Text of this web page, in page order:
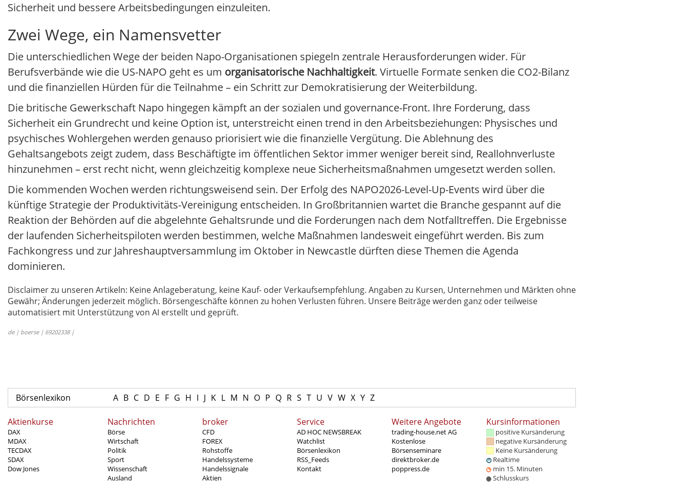
Sicherheit und bessere Arbeitsbedingungen einzuleiten.
Zwei Wege, ein Namensvetter
Die unterschiedlichen Wege der beiden Napo-Organisationen spiegeln zentrale Herausforderungen wider. Für
Berufsverbände wie die US-NAPO geht es um organisatorische Nachhaltigkeit. Virtuelle Formate senken die CO2-Bilanz
und die finanziellen Hürden für die Teilnahme – ein Schritt zur Demokratisierung der Weiterbildung.
Die britische Gewerkschaft Napo hingegen kämpft an der sozialen und governance-Front. Ihre Forderung, dass
Sicherheit ein Grundrecht und keine Option ist, unterstreicht einen trend in den Arbeitsbeziehungen: Physisches und
psychisches Wohlergehen werden genauso priorisiert wie die finanzielle Vergütung. Die Ablehnung des
Gehaltsangebots zeigt zudem, dass Beschäftigte im öffentlichen Sektor immer weniger bereit sind, Reallohnverluste
hinzunehmen – erst recht nicht, wenn gleichzeitig komplexe neue Sicherheitsmaßnahmen umgesetzt werden sollen.
Die kommenden Wochen werden richtungsweisend sein. Der Erfolg des NAPO2026-Level-Up-Events wird über die
künftige Strategie der Produktivitäts-Vereinigung entscheiden. In Großbritannien wartet die Branche gespannt auf die
Reaktion der Behörden auf die abgelehnte Gehaltsrunde und die Forderungen nach dem Notfalltreffen. Die Ergebnisse
der laufenden Sicherheitspiloten werden bestimmen, welche Maßnahmen landesweit eingeführt werden. Bis zum
Fachkongress und zur Jahreshauptversammlung im Oktober in Newcastle dürften diese Themen die Agenda
dominieren.
Disclaimer zu unseren Artikeln: Keine Anlageberatung, keine Kauf- oder Verkaufsempfehlung. Angaben zu Kursen, Unternehmen und Märkten ohne
Gewähr; Änderungen jederzeit möglich. Börsengeschäfte können zu hohen Verlusten führen. Unsere Beiträge werden ganz oder teilweise
automatisiert mit Unterstützung von AI erstellt und geprüft.
de | boerse | 69202338 |
Börsenlexikon A B C D E F G H I J K L M N O P Q R S T U V W X Y Z
Aktienkurse
DAX
MDAX
TECDAX
SDAX
Dow Jones
Nachrichten
Börse
Wirtschaft
Politik
Sport
Wissenschaft
Ausland
broker
CFD
FOREX
Rohstoffe
Handelssysteme
Handelssignale
Aktien
Service
AD HOC NEWSBREAK
Watchlist
Börsenlexikon
RSS_Feeds
Kontakt
Weitere Angebote
trading-house.net AG
Kostenlose
Börsenseminare
direktbroker.de
poppress.de
Kursinformationen
positive Kursänderung
negative Kursänderung
Keine Kursänderung
Realtime
min 15. Minuten
Schlusskurs